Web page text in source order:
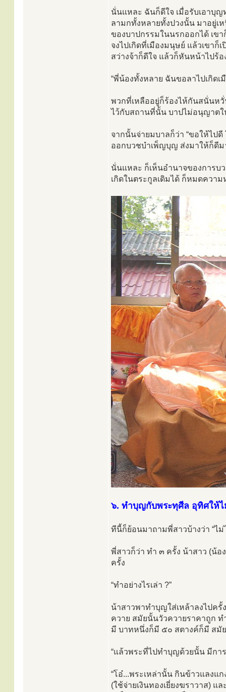
นั่นแหละ ฉันก็ดีใจ เมื่อรับเอาบุ
ลามกทั้งหลายทั้งปวงนั้น มาอยู่เ
ของบาปกรรมในนรกออกได้ เขา
จงไปเกิดที่เมืองมนุษย์ แล้วเขาก็
สว่างจ้าก็ดีใจ แล้วก็หันหน้าไปร้
“พี่น้องทั้งหลาย ฉันขอลาไปเกิดเ
พวกที่เหลืออยู่ก็ร้องไห้กันสนั่นหวั่
ไว้กับสถานที่นั้น บาปไม่อนุญาตใ
จากนั้นจ่ายมบาลก็ว่า “ขอให้ไป
ออกบวชบำเพ็ญบุญ ส่งมาให้ก็ดีม
นั่นแหละ ก็เห็นอำนาจของการ
เกิดในตระกูลเดิมได้ ก็หมดควา
๖. ทำบุญกับพระทุศีล อุทิศให้ไ
ทีนี้ก็ย้อนมาถามพี่สาวบ้างว่า “ไ
พี่สาวก็ว่า ทำ ๓ ครั้ง น้าสาว (น้
ครั้ง
“ทำอย่างไรเล่า ?”
น้าสาวพาทำบุญใส่เหล้าลงไปค
ควาย สมัยนั้นวัวควายราคาถูก
มี บาทหนึ่งก็มี ๕๐ สตางค์ก็มี สมั
“แล้วพระที่ไปทำบุญด้วยนั้น มีกา
“โอ๋...พระเหล่านั้น กินข้าวแลงแ
(ใช้จ่ายเงินทองเยี่ยงฆราวาส)